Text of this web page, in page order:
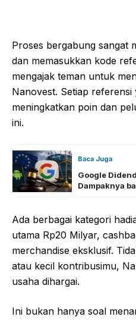
Proses bergabung sangat
dan memasukkan kode
mengajak teman untuk
Nanovest. Setiap
meningkatkan poin dan
ini.
Baca Juga
Google
Dampaknya
Ada berbagai kategori
utama Rp20 Milyar,
merchandise eksklusif.
atau kecil kontribusimu,
usaha dihargai.
Ini bukan hanya soal